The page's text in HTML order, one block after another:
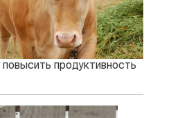
продуктивность